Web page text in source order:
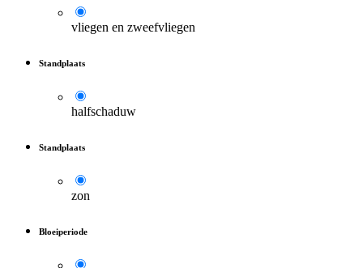
vliegen en zweefvliegen
Standplaats
halfschaduw
Standplaats
zon
Bloeiperiode